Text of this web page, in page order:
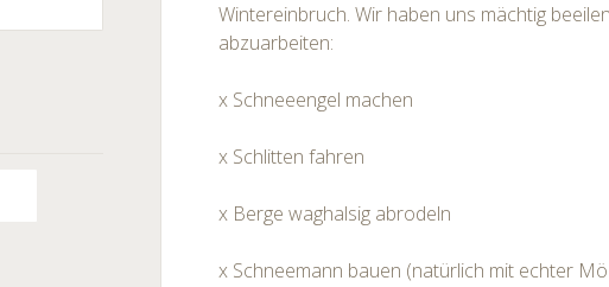
Wintereinbruch. Wir haben uns mächtig
abzuarbeiten:
x Schneeengel machen
x Schlitten fahren
x Berge waghalsig abrodeln
x Schneemann bauen (natürlich mit echter